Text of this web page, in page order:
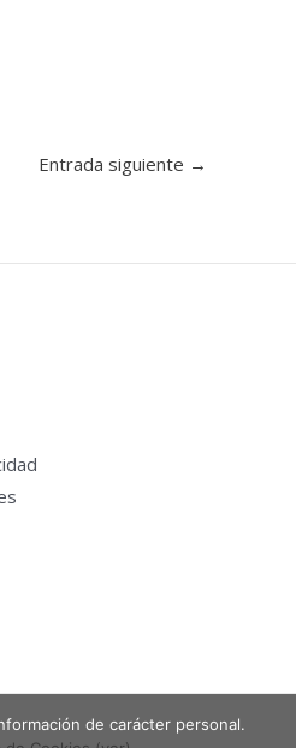
Entrada siguiente →
de skate en Madrid
de carácter personal.